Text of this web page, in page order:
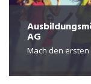
AG
Mach den